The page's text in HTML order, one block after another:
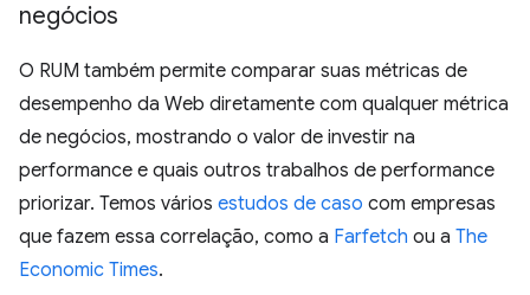
negócios
O RUM também permite comparar suas métricas de
desempenho da Web diretamente com qualquer métrica
de negócios, mostrando o valor de investir na
performance e quais outros trabalhos de performance
priorizar. Temos vários estudos de caso com empresas
que fazem essa correlação, como a Farfetch ou a The
Economic Times.